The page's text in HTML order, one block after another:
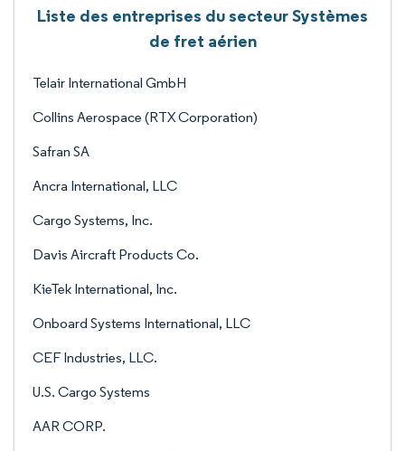
Liste des entreprises du secteur Systèmes
de fret aérien
Telair International GmbH
Collins Aerospace (RTX Corporation)
Safran SA
Ancra International, LLC
Cargo Systems, Inc.
Davis Aircraft Products Co.
KieTek International, Inc.
Onboard Systems International, LLC
CEF Industries, LLC.
U.S. Cargo Systems
AAR CORP.